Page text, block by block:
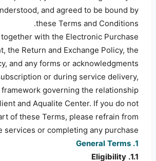
and agreed to be bound by
these Terms and Conditions.
with the Electronic Purchase
the Return and Exchange Policy, the
and any forms or acknowledgments
or during service delivery,
governing the relationship
and Aqualite Center. If you do not
of these Terms, please refrain from
services or completing any purchase.
1. General Terms
1.1. Eligibility